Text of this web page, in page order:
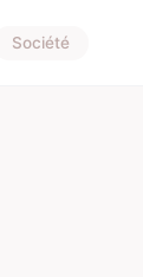
Société